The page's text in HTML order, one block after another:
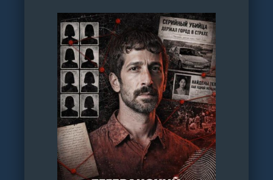
АУДИОКНИГЕ